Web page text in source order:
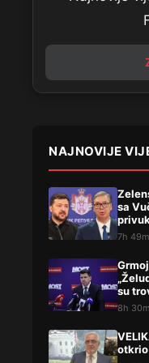
NAJNOVIJE
sa
7h
su
8h
otkrio